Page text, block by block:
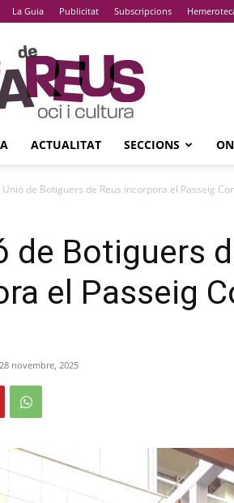
La Guia Publicitat Subscripcions
La
Guia
De
Reus
ACTUALITAT SECCIONS
Unió de Botiguers de Reus incorpora el Passeig
de Botiguers
el Passeig
28 novembre, 2025